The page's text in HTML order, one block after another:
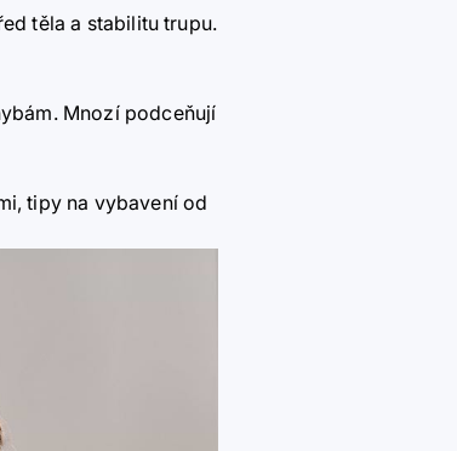
těla a stabilitu trupu.
Mnozí podceňují
tipy na vybavení od